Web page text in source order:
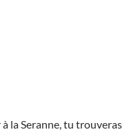
la Seranne, tu trouveras